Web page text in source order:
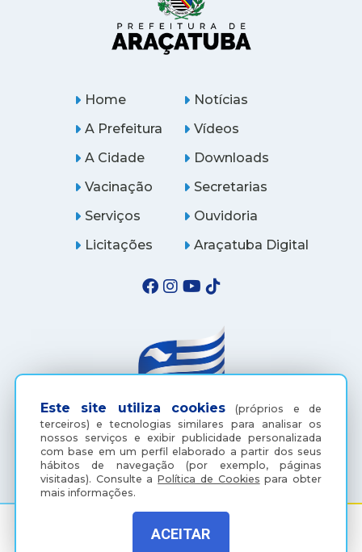
Este site utiliza cookies (próprios e de
terceiros) e tecnologias similares para analisar os
nossos serviços e exibir publicidade personalizada
com base em um perfil elaborado a partir dos seus
hábitos de navegação (por exemplo, páginas
visitadas). Consulte aPolítica de Cookies para obter
mais informações.
ACEITAR
Home
A Prefeitura
A Cidade
Notícias
Vídeos
Downloads
Vacinação
Serviços
Licitações
Secretarias
Ouvidoria
Araçatuba Digital
(18) 3607-6500